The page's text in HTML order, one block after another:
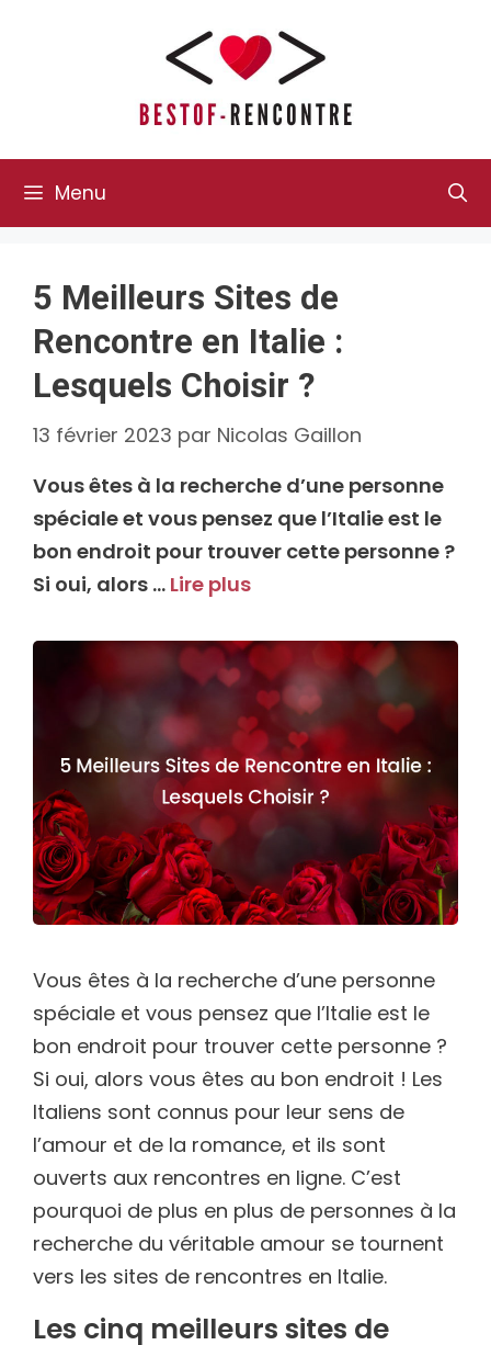
Menu
5 Meilleurs Sites de
Rencontre en Italie :
Lesquels Choisir ?
13 février 2023 par Nicolas Gaillon
Vous êtes à la recherche d’une personne
spéciale et vous pensez que l’Italie est le
bon endroit pour trouver cette personne ?
Si oui, alors … Lire plus
Vous êtes à la recherche d’une personne
spéciale et vous pensez que l’Italie est le
bon endroit pour trouver cette personne ?
Si oui, alors vous êtes au bon endroit ! Les
Italiens sont connus pour leur sens de
l’amour et de la romance, et ils sont
ouverts aux rencontres en ligne. C’est
pourquoi de plus en plus de personnes à la
recherche du véritable amour se tournent
vers les sites de rencontres en Italie.
Les cinq meilleurs sites de